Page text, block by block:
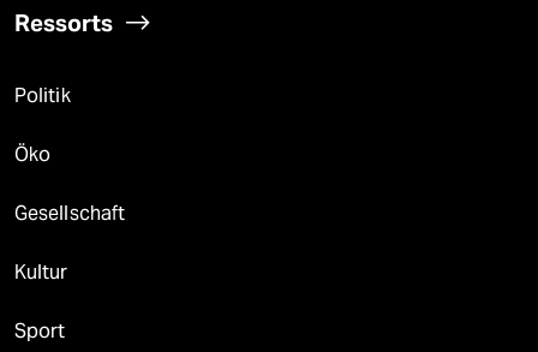
Ressorts
Politik
Öko
Gesellschaft
Kultur
Sport